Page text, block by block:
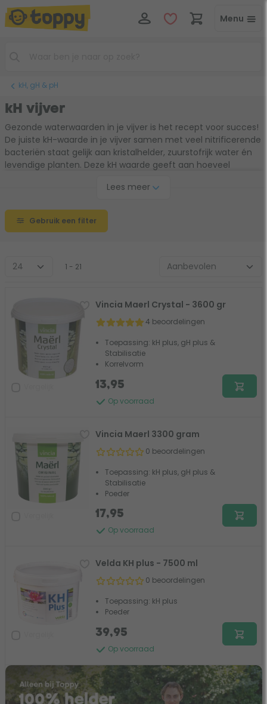
Menu
kH, gH & pH
kH vijver
Gezonde waterwaarden in je vijver is het recept voor succes!
De juiste kH-waarde in je vijver samen met veel nitrificerende
bacteriën staat gelijk aan kristalhelder, zuurstofrijk water én
levendige planten. Deze kH waarde geeft aan hoeveel
balans tussen 6° en 10° dH in jouw vijver. Dit bevordert het
omgeving om optimaal van jouw vijver te genieten. Vergeet
dus niet deze waarde regelmatig te controleren met een
Lees meer
Gebruik een filter
1 - 21
Vincia Maerl Crystal - 3600 gr
4 beoordelingen
Toepassing: kH plus, gH plus &
Stabilisatie
Korrelvorm
Op voorraad
13,95
Vincia Maerl 3300 gram
0 beoordelingen
Toepassing: kH plus, gH plus &
Stabilisatie
Poeder
Op voorraad
17,95
Velda KH plus - 7500 ml
0 beoordelingen
Toepassing: kH plus
Poeder
Op voorraad
39,95